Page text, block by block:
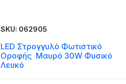
SKU: 062905
LED Στρογγυλό Φωτιστικό
Οροφής Μαυρό 30W Φυσικό
Λευκό